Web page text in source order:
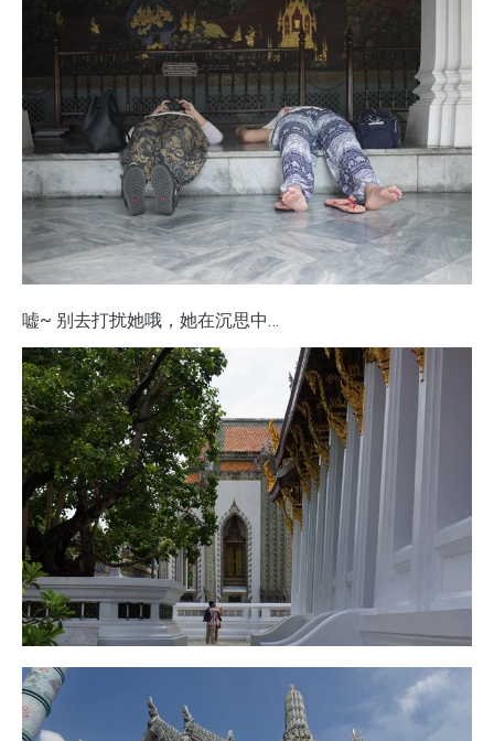
嘘~ 别去打扰她哦，她在沉思中…